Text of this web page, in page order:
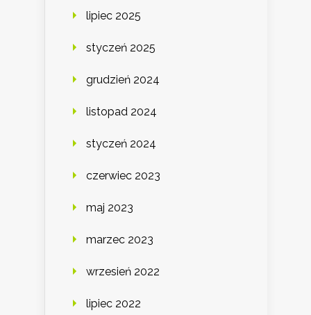
lipiec 2025
styczeń 2025
grudzień 2024
listopad 2024
styczeń 2024
czerwiec 2023
maj 2023
marzec 2023
wrzesień 2022
lipiec 2022